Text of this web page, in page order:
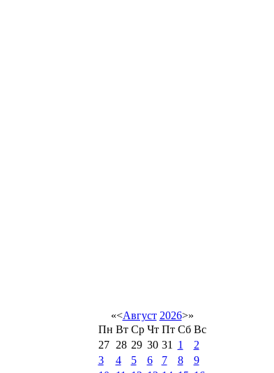
«<Август 2026>»
Пн Вт Ср Чт Пт Сб Вс
27
28 29 30 31 1
2
3
4 5 6 7 8
9